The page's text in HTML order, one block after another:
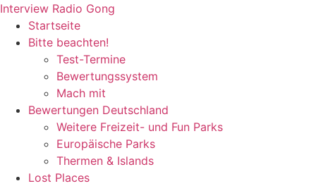
Zum
Inhalt
wechseln
Interview Radio Gong
Startseite
Bitte beachten!
Test-Termine
Bewertungssystem
Mach mit
Bewertungen Deutschland
Weitere Freizeit- und Fun Parks
Europäische Parks
Thermen & Islands
Lost Places